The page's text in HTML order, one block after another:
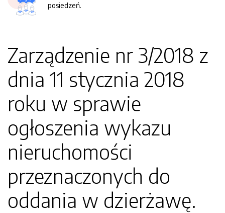
posiedzeń.
Zarządzenie nr 3/2018 z
dnia 11 stycznia 2018
roku w sprawie
ogłoszenia wykazu
nieruchomości
przeznaczonych do
oddania w dzierżawę.